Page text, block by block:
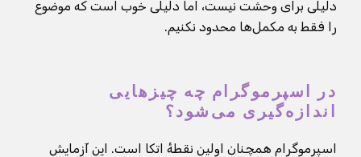
دلیلی برای وحشت نیست، اما دلیلی خوب است که موضوع
را فقط به مکمل‌ها محدود نکنیم.
در اسپرموگرام چه چیزهایی
اندازه‌گیری می‌شود؟
اسپرموگرام همچنان اولین نقطهٔ اتکا است. این آزمایش